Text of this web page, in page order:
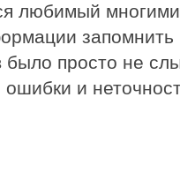
любимый
было просто не
и